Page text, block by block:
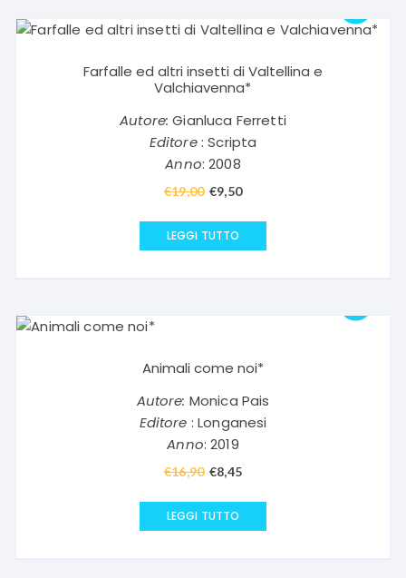
Farfalle ed altri insetti di Valtellina e
Valchiavenna*
Autore: Gianluca Ferretti
Editore: Scripta
Anno: 2008
€19,00 Il
originale
€9,50Il
LEGGI TUTTO
Animali come noi*
Autore: Monica Pais
Editore : Longanesi
Anno: 2019
€16,90 Il
originale
€8,45Il
LEGGI TUTTO